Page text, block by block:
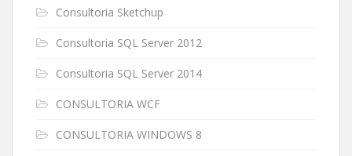
Consultoria Sketchup
Consultoria SQL Server 2012
Consultoria SQL Server 2014
CONSULTORIA WCF
CONSULTORIA WINDOWS 8